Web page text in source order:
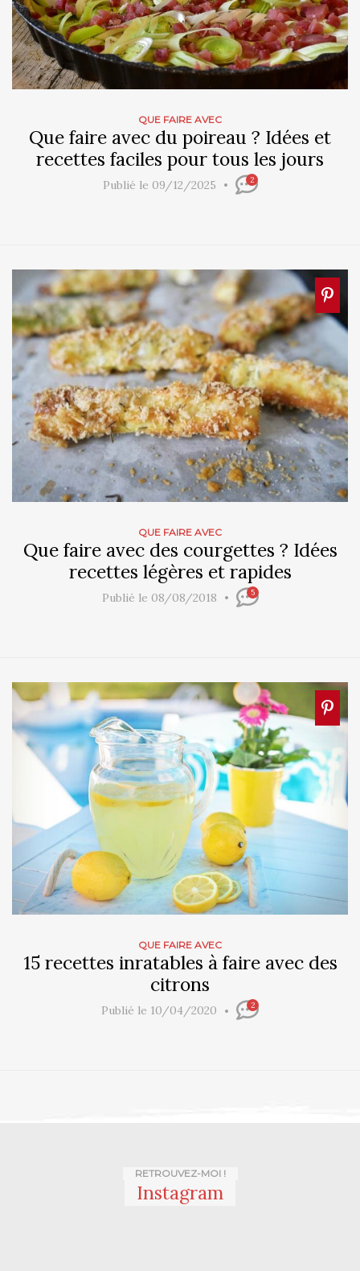
QUE FAIRE AVEC
Que faire avec du poireau ? Idées et
recettes faciles pour tous les jours
Publié le 09/12/2025 2
QUE FAIRE AVEC
Que faire avec des courgettes ? Idées
recettes légères et rapides
Publié le 08/08/2018 5
QUE FAIRE AVEC
15 recettes inratables à faire avec des
citrons
Publié le 10/04/2020 2
RETROUVEZ-MOI !
Instagram